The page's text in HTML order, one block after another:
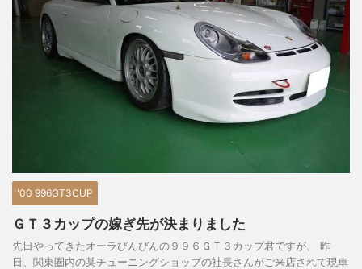
'00 996GT3CUP
ＧＴ３カップの嫁ぎ先が決まりました
先日やってきたオーラびんびんの９９６ＧＴ３カップ君ですが、 昨
日、関東圏内の某チューニングショップの社長さんがご来店されて現車